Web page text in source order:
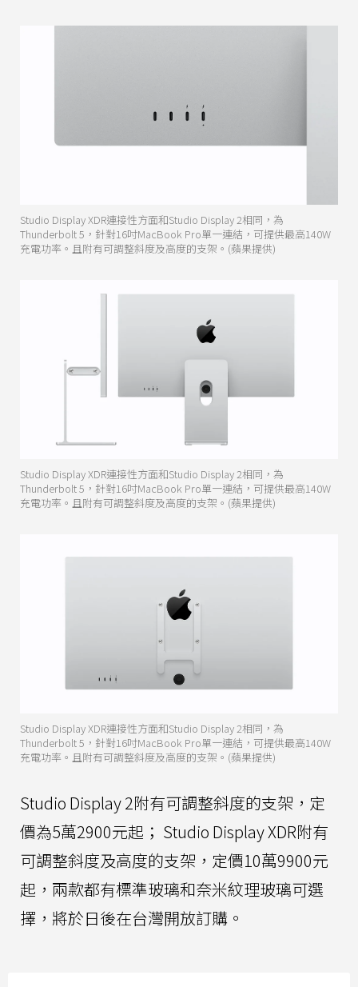
Studio Display XDR連接性方面和Studio Display 2相同，為
Thunderbolt 5，針對16吋MacBook Pro單一連結，可提供最高140W
充電功率。且附有可調整斜度及高度的支架。(蘋果提供)
Studio Display XDR連接性方面和Studio Display 2相同，為
Thunderbolt 5，針對16吋MacBook Pro單一連結，可提供最高140W
充電功率。且附有可調整斜度及高度的支架。(蘋果提供)
Studio Display XDR連接性方面和Studio Display 2相同，為
Thunderbolt 5，針對16吋MacBook Pro單一連結，可提供最高140W
充電功率。且附有可調整斜度及高度的支架。(蘋果提供)
Studio Display 2附有可調整斜度的支架，定
價為5萬2900元起； Studio Display XDR附有
可調整斜度及高度的支架，定價10萬9900元
起，兩款都有標準玻璃和奈米紋理玻璃可選
擇，將於日後在台灣開放訂購。